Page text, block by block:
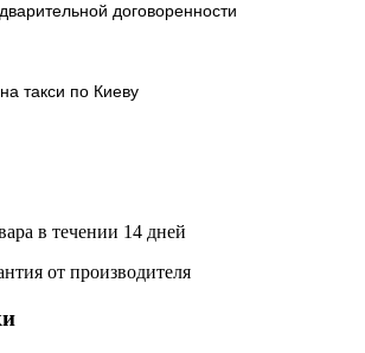
договоренности
такси по Киеву
в течении 14 дней
от производителя